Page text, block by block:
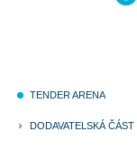
fiber_manual_record TENDER ARENA
keyboard_arrow_right DODAVATELSKÁ ČÁST